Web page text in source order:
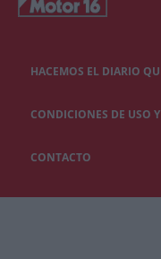
HACEMOS EL DIARIO
CONDICIONES DE USO
CONTACTO